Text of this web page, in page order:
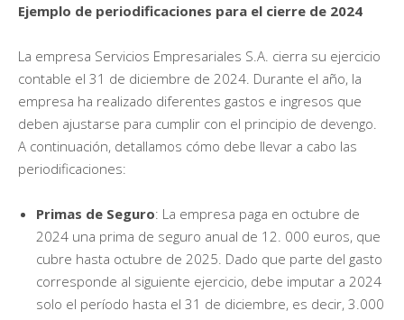
Ejemplo de periodificaciones para el cierre de 2024
La empresa Servicios Empresariales S.A. cierra su ejercicio
contable el 31 de diciembre de 2024. Durante el año, la
empresa ha realizado diferentes gastos e ingresos que
deben ajustarse para cumplir con el principio de devengo.
A continuación, detallamos cómo debe llevar a cabo las
periodificaciones:
Primas de Seguro: La empresa paga en octubre de
2024 una prima de seguro anual de 12. 000 euros, que
cubre hasta octubre de 2025. Dado que parte del gasto
corresponde al siguiente ejercicio, debe imputar a 2024
solo el período hasta el 31 de diciembre, es decir, 3.000